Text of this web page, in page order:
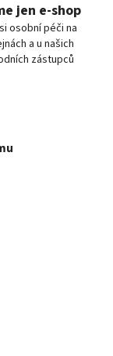
jen e-shop
osobní péči na
a u našich
zástupců